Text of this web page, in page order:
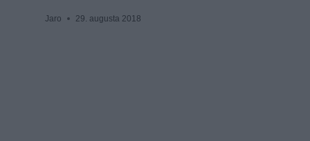
Jaro 29. augusta 2018